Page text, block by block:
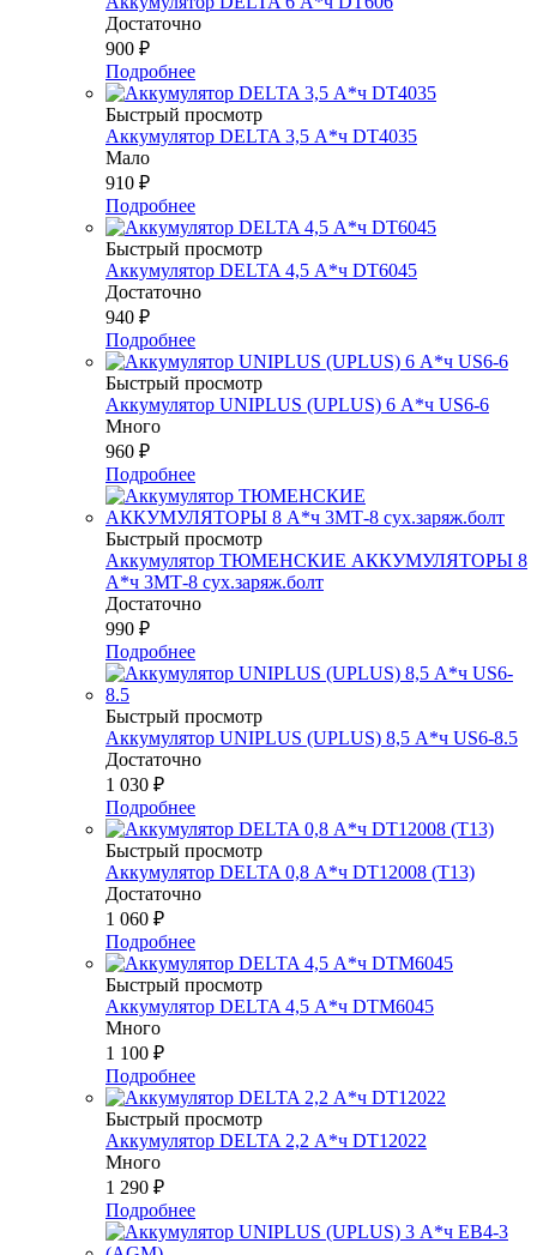
Достаточно
900 ₽
Подробнее
Быстрый просмотр
Аккумулятор DELTA 3,5 А*ч DT4035
Мало
910 ₽
Подробнее
Быстрый просмотр
Аккумулятор DELTA 4,5 А*ч DT6045
Достаточно
940 ₽
Подробнее
Быстрый просмотр
Аккумулятор UNIPLUS (UPLUS) 6 А*ч US6-6
Много
960 ₽
Подробнее
Быстрый просмотр
Аккумулятор ТЮМЕНСКИЕ АККУМУЛЯТОРЫ 8
А*ч 3МТ-8 сух.заряж.болт
Достаточно
990 ₽
Подробнее
Быстрый просмотр
Аккумулятор UNIPLUS (UPLUS) 8,5 А*ч US6-8.5
Достаточно
1 030 ₽
Подробнее
Быстрый просмотр
Аккумулятор DELTA 0,8 А*ч DT12008 (T13)
Достаточно
1 060 ₽
Подробнее
Быстрый просмотр
Аккумулятор DELTA 4,5 А*ч DTM6045
Много
1 100 ₽
Подробнее
Быстрый просмотр
Аккумулятор DELTA 2,2 А*ч DT12022
Много
1 290 ₽
Подробнее